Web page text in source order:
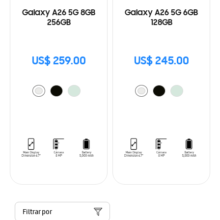
Galaxy A26 5G 8GB
256GB
US$ 259.00
Galaxy A26 5G 6GB
128GB
US$ 245.00
Filtrar por